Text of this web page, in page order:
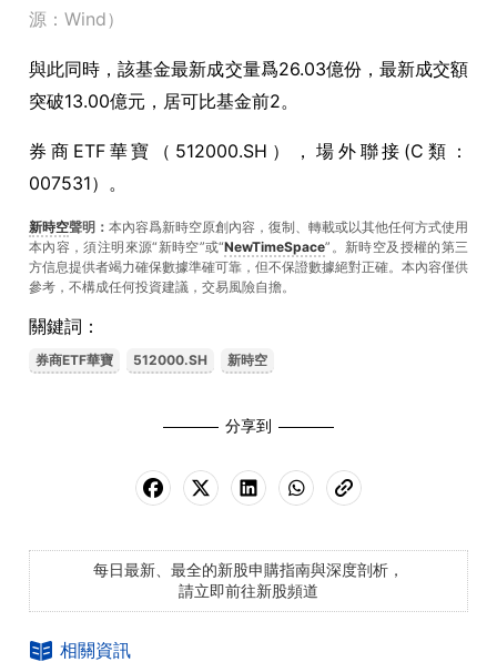
源：Wind）
與此同時，該基金最新成交量爲26.03億份，最新成交額
突破13.00億元，居可比基金前2。
券商ETF華寶（512000.SH），場外聯接(C類：
007531）。
新時空聲明： 本內容爲新時空原創內容，復制、轉載或以其他任何方式使用
本內容，須注明來源“新時空”或“NewTimeSpace”。新時空及授權的第三
方信息提供者竭力確保數據準確可靠，但不保證數據絕對正確。本內容僅供
參考，不構成任何投資建議，交易風險自擔。
關鍵詞：
券商ETF華寶 512000.SH 新時空
分享到
每日最新、最全的新股申購指南與深度剖析，
請立即前往新股頻道
相關資訊